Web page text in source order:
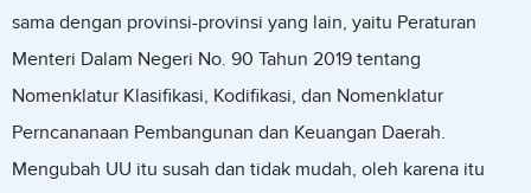
sama dengan provinsi-provinsi yang lain, yaitu Peraturan
Menteri Dalam Negeri No. 90 Tahun 2019 tentang
Nomenklatur Klasifikasi, Kodifikasi, dan Nomenklatur
Perncananaan Pembangunan dan Keuangan Daerah.
Mengubah UU itu susah dan tidak mudah, oleh karena itu